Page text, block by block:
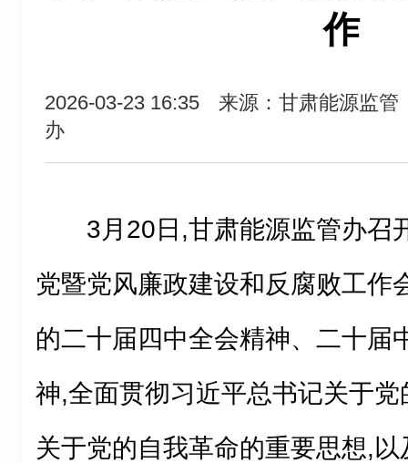
作
2026-03-23 16:35
来源：甘肃能源监管
办
3月20日,甘肃能源监管办召
党暨党风廉政建设和反腐败工作
的二十届四中全会精神、二十届
神,全面贯彻习近平总书记关于
关于党的自我革命的重要思想,